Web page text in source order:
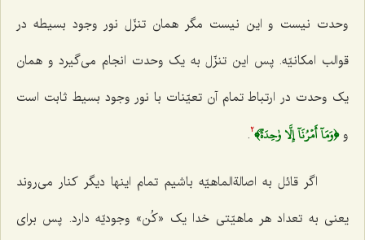
وحدت نیست و این نیست مگر همان تنزّل نور وجود بسیطه در
قوالب امکانیّه. پس این تنزّل به یک وحدت انجام می‌گیرد و همان
یک وحدت در ارتباط تمام آن تعیّنات با نور وجود بسیط ثابت است
و﴿وَمَآ أَمۡرُنَآ إِلَّا وٰحِدَةٞ﴾2
.
اگر قائل به اصالةالماهیّه باشیم تمام اینها دیگر کنار می‌روند
یعنی به تعداد هر ماهیّتی خدا یک «کُن» وجودیّه دارد. پس برای